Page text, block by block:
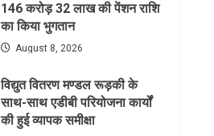
146 करोड़ 32 लाख की पेंशन राशि
का किया भुगतान
August 8, 2026
विद्युत वितरण मण्डल रूड़की के
साथ-साथ एडीबी परियोजना कार्यों
की हुई व्यापक समीक्षा